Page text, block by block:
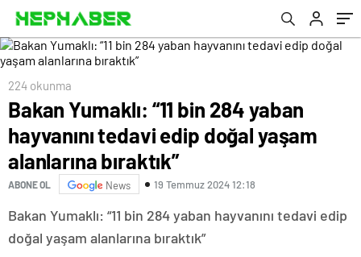
224 okunma
Bakan Yumaklı: “11 bin 284 yaban
hayvanını tedavi edip doğal yaşam
alanlarına bıraktık”
ABONE OL News 19 Temmuz 2024 12:18
Bakan Yumaklı: “11 bin 284 yaban hayvanını tedavi edip
doğal yaşam alanlarına bıraktık”